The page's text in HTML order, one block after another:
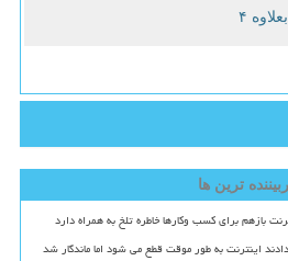
ترین ها
بازهم برای کسب وکارها خاطره تلخ به همراه دارد